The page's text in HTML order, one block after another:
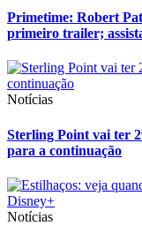
Primetime: Robert
primeiro trailer;
Notícias
Sterling Point vai ter
para a continuação
Notícias